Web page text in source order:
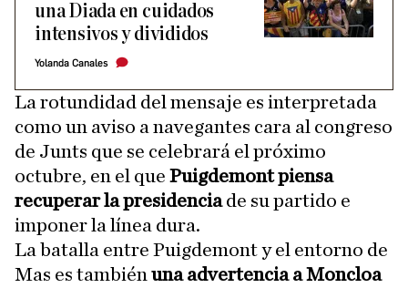
una Diada en cuidados
intensivos y divididos
Yolanda Canales
La rotundidad del mensaje es interpretada
como un aviso a navegantes cara al congreso
de Junts que se celebrará el próximo
octubre, en el que Puigdemont piensa
recuperar la presidenciade su partido e
imponer la línea dura.
La batalla entre Puigdemont y el entorno de
Mas es también una advertencia a Moncloa